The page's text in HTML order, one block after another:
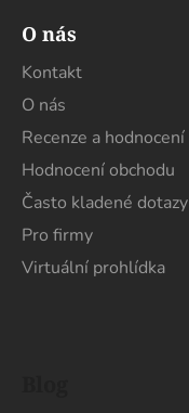
O nás
Kontakt
O nás
Recenze a hodnocení
Hodnocení obchodu
Často kladené dotazy
Pro firmy
Virtuální prohlídka